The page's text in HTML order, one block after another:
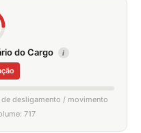
do Cargo i
desligamento / movimento
717